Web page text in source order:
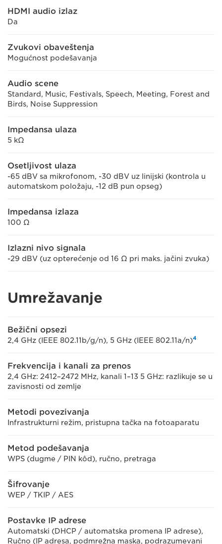
HDMI audio izlaz
Da
Zvukovi obaveštenja
Mogućnost podešavanja
Audio scene
Standard, Music, Festivals, Speech, Meeting, Forest and
Birds, Noise Suppression
Impedansa ulaza
5 kΩ
Osetljivost ulaza
-65 dBV sa mikrofonom, -30 dBV uz linijski (kontrola u
automatskom položaju, -12 dB pun opseg)
Impedansa izlaza
100 Ω
Izlazni nivo signala
-29 dBV (uz opterećenje od 16 Ω pri maks. jačini zvuka)
Umrežavanje
Bežični opsezi
2,4 GHz (IEEE 802.11b/g/n), 5 GHz (IEEE 802.11a/n)4
Frekvencija i kanali za prenos
2,4 GHz: 2412–2472 MHz, kanali 1–13 5 GHz: razlikuje se u
zavisnosti od zemlje
Metodi povezivanja
Infrastrukturni režim, pristupna tačka na fotoaparatu
Metod podešavanja
WPS (dugme / PIN kôd), ručno, pretraga
Šifrovanje
WEP / TKIP / AES
Postavke IP adrese
Automatski (DHCP / automatska promena IP adrese),
Ručno (IP adresa, podmrežna maska, podrazumevani